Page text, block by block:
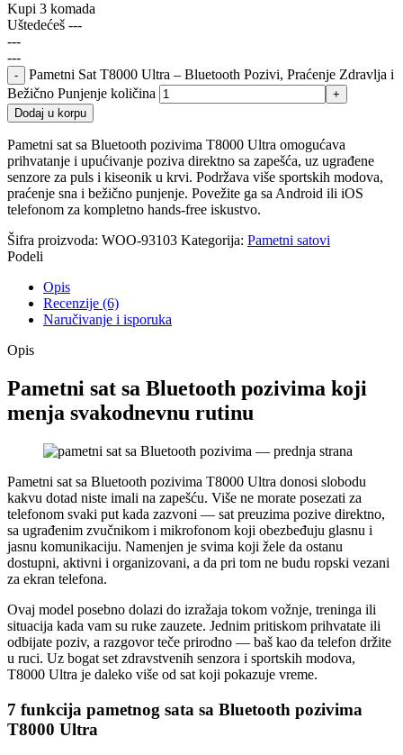
Kupi 3 komada
Uštedećeš ---
---
---
Pametni Sat T8000 Ultra – Bluetooth Pozivi, Praćenje Zdravlja i
Bežično Punjenje količina
Dodaj u korpu
Pametni sat sa Bluetooth pozivima T8000 Ultra omogućava
prihvatanje i upućivanje poziva direktno sa zapešća, uz ugrađene
senzore za puls i kiseonik u krvi. Podržava više sportskih modova,
praćenje sna i bežično punjenje. Povežite ga sa Android ili iOS
telefonom za kompletno hands-free iskustvo.
Šifra proizvoda: WOO-93103 Kategorija: Pametni satovi
Podeli
Opis
Recenzije (6)
Naručivanje i isporuka
Opis
Pametni sat sa Bluetooth pozivima koji
menja svakodnevnu rutinu
Pametni sat sa Bluetooth pozivima T8000 Ultra donosi slobodu
kakvu dotad niste imali na zapešću. Više ne morate posezati za
telefonom svaki put kada zazvoni — sat preuzima pozive direktno,
sa ugrađenim zvučnikom i mikrofonom koji obezbeđuju glasnu i
jasnu komunikaciju. Namenjen je svima koji žele da ostanu
dostupni, aktivni i organizovani, a da pri tom ne budu ropski vezani
za ekran telefona.
Ovaj model posebno dolazi do izražaja tokom vožnje, treninga ili
situacija kada vam su ruke zauzete. Jednim pritiskom prihvatate ili
odbijate poziv, a razgovor teče prirodno — baš kao da telefon držite
u ruci. Uz bogat set zdravstvenih senzora i sportskih modova,
T8000 Ultra je daleko više od sat koji pokazuje vreme.
7 funkcija pametnog sata sa Bluetooth pozivima
T8000 Ultra